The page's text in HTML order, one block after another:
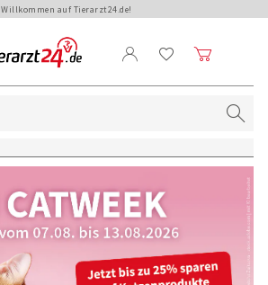
Willkommen auf Tierarzt24.de!